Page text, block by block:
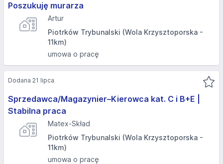
Poszukuję murarza
Artur
Piotrków Trybunalski (Wola Krzysztoporska -
11km)
umowa o pracę
Sprzedawca/Magazynier–Kierowca kat. C i B+E |
Stabilna praca
Matex-Skład
Piotrków Trybunalski (Wola Krzysztoporska -
11km)
umowa o pracę
Dodana 21 lipca